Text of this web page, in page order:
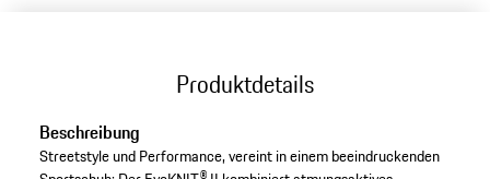
Produktdetails
Beschreibung
Streetstyle und Performance, vereint in einem beeindruckenden